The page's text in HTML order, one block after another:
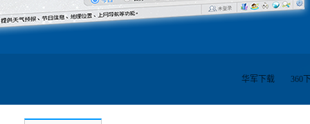
华军下载 360